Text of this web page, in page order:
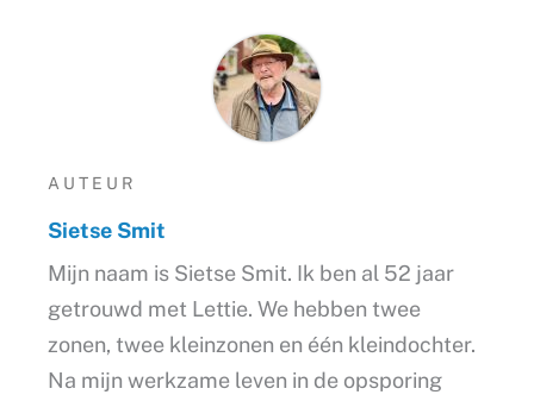
AUTEUR
Sietse Smit
Mijn naam is Sietse Smit. Ik ben al 52 jaar
getrouwd met Lettie. We hebben twee
zonen, twee kleinzonen en één kleindochter.
Na mijn werkzame leven in de opsporing